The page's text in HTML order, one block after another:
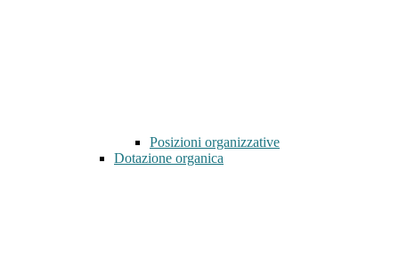
Posizioni organizzative
Dotazione organica